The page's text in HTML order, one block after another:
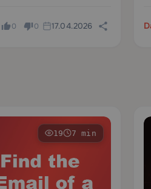
0 0 17.04.2026
19 7 min